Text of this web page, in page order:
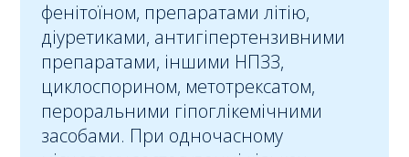
фенітоїном, препаратами літію,
діуретиками, антигіпертензивними
препаратами, іншими НПЗЗ,
циклоспорином, метотрексатом,
пероральними гіпоглікемічними
засобами. При одночасному